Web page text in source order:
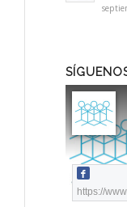
https://